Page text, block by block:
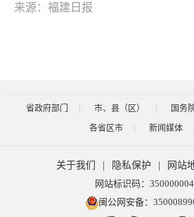
来源：福建日报
省政府部门 市、县（区） 国务
各省区市
新闻媒体
关于我们 隐私保护 网站
网站标识码：
闽公网安备：